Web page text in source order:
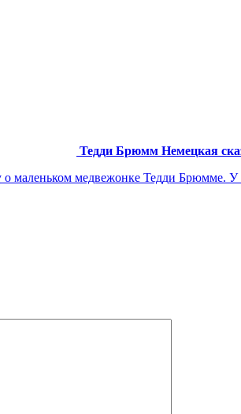
Тедди Брюмм Немецкая
о маленьком медвежонке Тедди Брюмме. У